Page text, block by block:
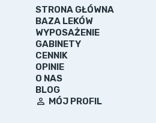
STRONA GŁÓWNA
BAZA LEKÓW
WYPOSAŻENIE
GABINETY
CENNIK
OPINIE
O NAS
BLOG
MÓJ PROFIL